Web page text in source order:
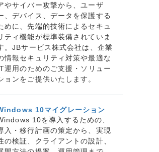
やサイバー攻撃から、ユーザ
、デバイス、データを保護する
めに、先端的技術によるセキュ
ティ機能が標準装備されていま
。JBサービス株式会社は、企業
情報セキュリティ対策や最適な
運用のためのご支援・ソリュー
ョンをご提供いたします。
10マイグレーション
10を導入するための、
入・移行計画の策定から、実現
の検証、クライアントの設計、